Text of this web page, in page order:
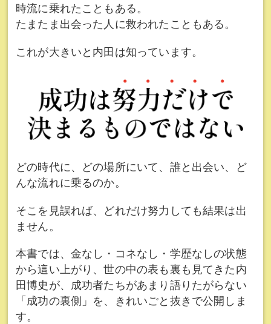
時流に乗れたこともある。
たまたま出会った人に救われたこともある。
これが大きいと内田は知っています。
どの時代に、どの場所にいて、誰と出会い、ど
んな流れに乗るのか。
そこを見誤れば、どれだけ努力しても結果は出
ません。
本書では、金なし・コネなし・学歴なしの状態
から這い上がり、世の中の表も裏も見てきた内
田博史が、成功者たちがあまり語りたがらない
「成功の裏側」を、きれいごと抜きで公開しま
す。